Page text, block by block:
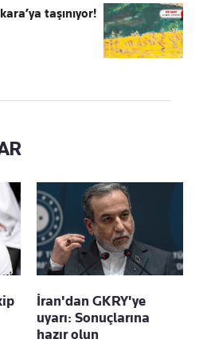
taşınıyor!
İran'dan GKRY'ye
uyarı: Sonuçlarına
hazır olun